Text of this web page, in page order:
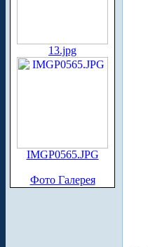
13.jpg
IMGP0565.JPG
Фото Галерея